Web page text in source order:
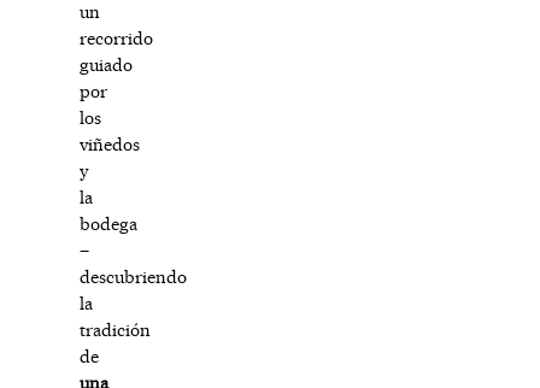
un
recorrido
guiado
por
los
viñedos
y
la
bodega
–
descubriendo
la
tradición
de
una